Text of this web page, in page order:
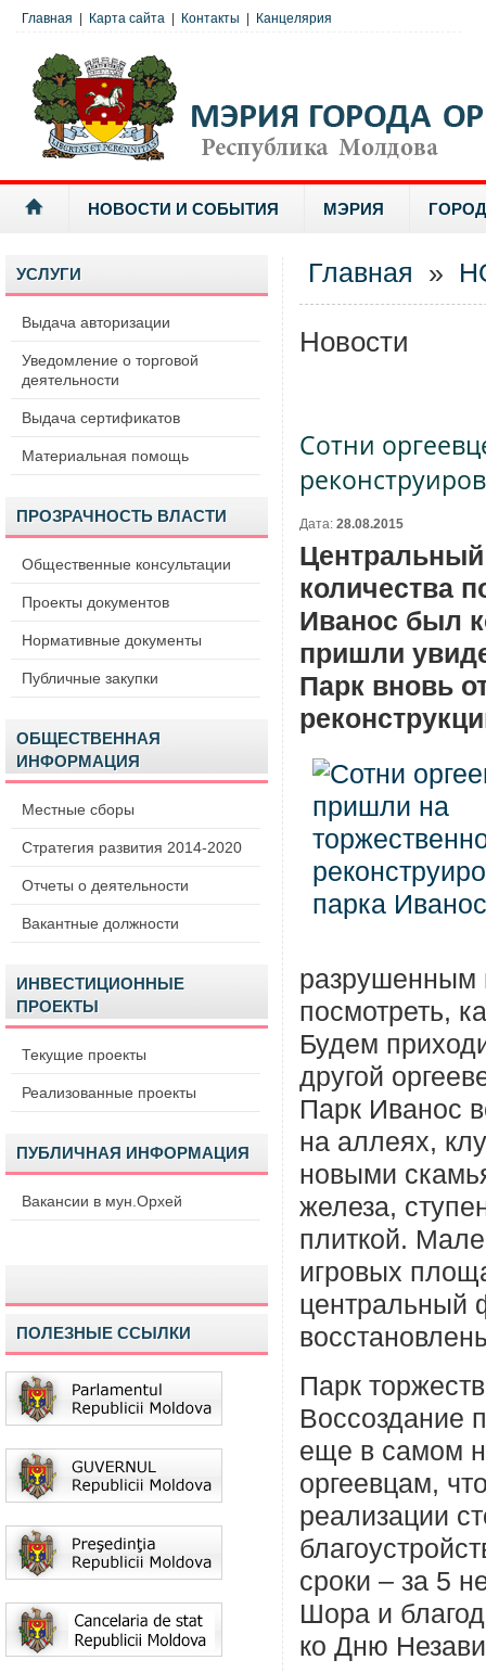
Главная Карта сайта Контакты Канцелярия
НОВОСТИ И СОБЫТИЯ МЭРИЯ
УСЛУГИ
Выдача авторизации
Уведомление о торговой
деятельности
Выдача сертификатов
Материальная помощь
ПРОЗРАЧНОСТЬ ВЛАСТИ
Общественные консультации
Проекты документов
Нормативные документы
Публичные закупки
ОБЩЕСТВЕННАЯ
ИНФОРМАЦИЯ
Местные сборы
Стратегия развития 2014-2020
Отчеты о деятельности
Вакантные должности
ИНВЕСТИЦИОННЫЕ
ПРОЕКТЫ
Текущие проекты
Реализованные проекты
ПУБЛИЧНАЯ ИНФОРМАЦИЯ
Вакансии в мун.Орхей
ПОЛЕЗНЫЕ ССЫЛКИ
Главная »
Новости
Сотни
Дата: 28.08.2015
Центральный
количества
Иванос был
пришли
Парк вновь
разрушенным
посмотреть,
Будем
другой
Парк Иванос
на аллеях,
новыми
железа,
плиткой.
игровых
центральный
Парк
Воссоздание
еще в самом
оргеевцам,
реализации
сроки – за 5
Шора и
ко Дню